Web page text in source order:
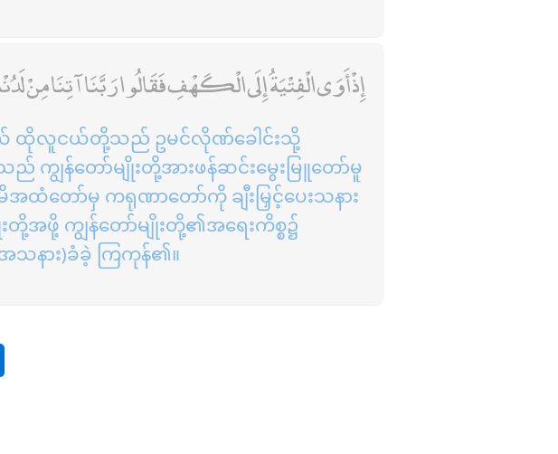
إِذْ أَوَى الْفِتْيَةُ إِلَى الْكَهْفِ فَقَالُوا رَبَّنَا آتِنَا مِنْ
ယ် ထိုလူငယ်တို့သည် ဥမင်လိုဏ်ခေါင်းသို့
ကျွန်တော်မျိုးတို့အားဖန်ဆင်းမွေးမြူတော်မူ
ထံတော်မှ ကရုဏာတော်ကို ချီးမြှင့်ပေးသနား
တို့အဖို့ ကျွန်တော်မျိုးတို့၏အရေးကိစ္စ၌
သနား)ခံခဲ့ ကြကုန်၏။